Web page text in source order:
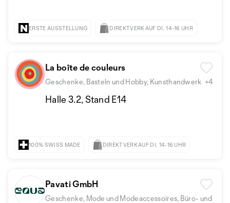
ERSTE AUSSTELLUNG DIREKTVERKAUF DI. 14-16 UHR
La boîte de couleurs
Geschenke, Basteln und Hobby, Kunsthandwerk +4
Halle 3.2, Stand E14
100% SWISS MADE DIREKTVERKAUF DI. 14-16 UHR
Pavati GmbH
Geschenke, Mode und Modeaccessoires, Büro- und